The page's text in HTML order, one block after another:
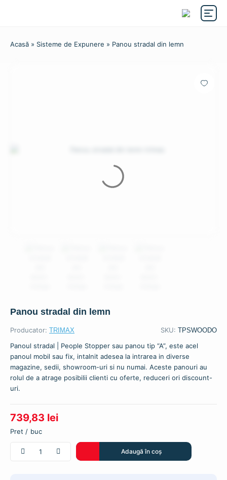
Acasă » Sisteme de Expunere » Panou stradal din lemn
Panou stradal din lemn
Producator: TRIMAX SKU: TPSWOODO
Panoul stradal | People Stopper sau panou tip “A”, este acel
panoul mobil sau fix, intalnit adesea la intrarea in diverse
magazine, sedii, showroom-uri si nu numai. Aceste panouri au
rolul de a atrage posibilii clienti cu oferte, reduceri ori discount-
uri.
739,83 lei
buc
Adaugă în coș